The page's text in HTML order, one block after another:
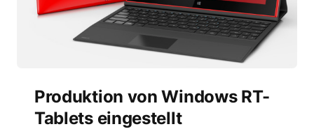
Produktion von Windows RT-
Tablets eingestellt